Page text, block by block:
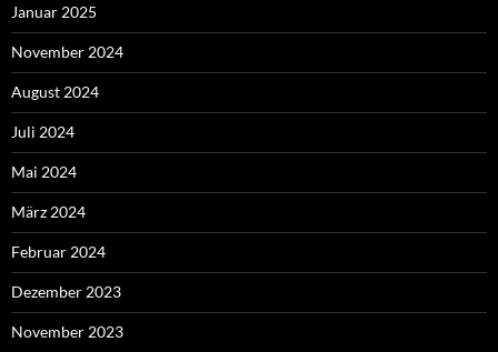
Januar 2025
November 2024
August 2024
Juli 2024
Mai 2024
März 2024
Februar 2024
Dezember 2023
November 2023